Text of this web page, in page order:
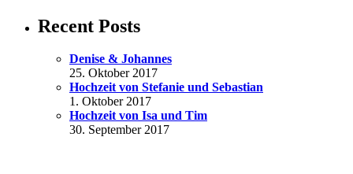
Recent Posts
Denise & Johannes
25. Oktober 2017
Hochzeit von Stefanie und Sebastian
1. Oktober 2017
Hochzeit von Isa und Tim
30. September 2017